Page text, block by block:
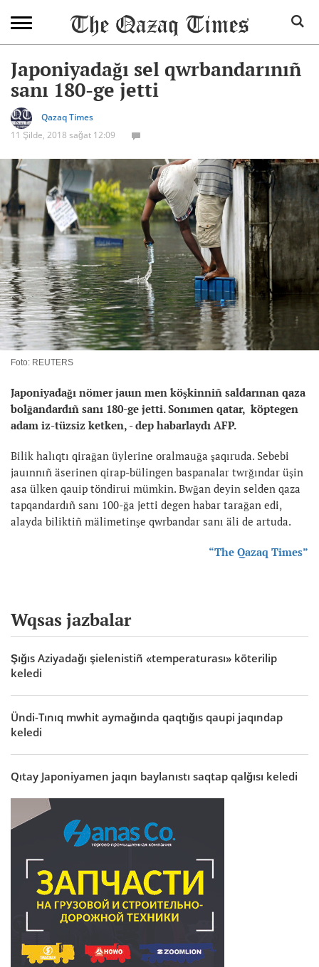
Japoniyadağı sel qwrbandarınıñ
sanı 180-ge jetti
Qazaq Times
11 Şilde, 2018 sağat 12:09
Foto: REUTERS
Japoniyadağı nömer jauın men köşkinniñ saldarınan qaza
bolğandardıñ sanı 180-ge jetti. Sonımen qatar, köptegen
adam iz-tüzsiz ketken, - dep habarlaydı AFP.
Bilik halıqtı qirağan üylerine oralmauğa şaqıruda. Sebebi
jauınnıñ äserinen qirap-bülingen baspanalar twrğındar üşin
asa ülken qauip töndirui mümkin. Bwğan deyin selden qaza
tapqandardıñ sanı 100-ğa jetti degen habar tarağan edi,
alayda biliktiñ mälimetinşe qwrbandar sanı äli de artuda.
“The Qazaq Times”
Wqsas jazbalar
Şığıs Aziyadağı şielenistiñ «temperaturası» köterilip
keledi
Ündi-Tınıq mwhit aymağında qaqtığıs qaupi jaqındap
keledi
Qıtay Japoniyamen jaqın baylanıstı saqtap qalğısı keledi